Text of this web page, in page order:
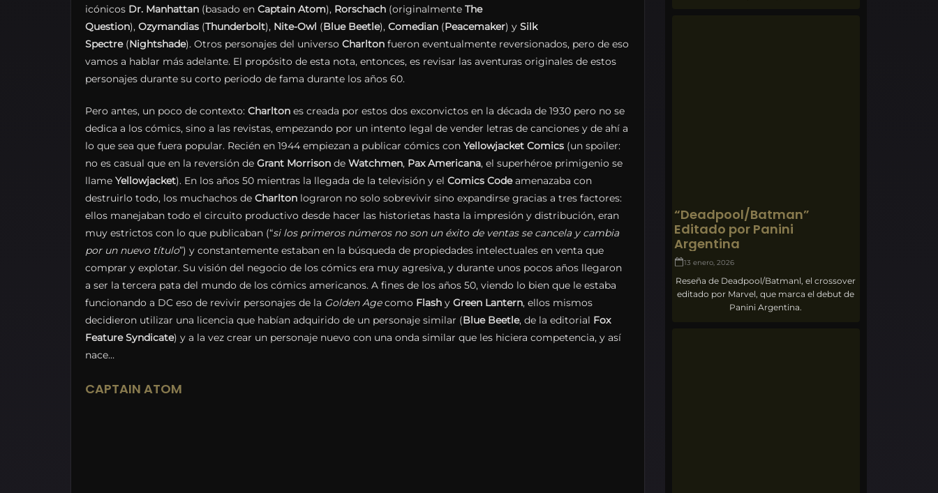
icónicos Dr. Manhattan (basado en Captain Atom), Rorschach (originalmente The
Question), Ozymandias (Thunderbolt), Nite-Owl (Blue Beetle), Comedian (Peacemaker) y Silk
Spectre(Nightshade). Otros personajes del universo Charlton fueron eventualmente reversionados, pero de eso
vamos a hablar más adelante. El propósito de esta nota, entonces, es revisar las aventuras originales de estos
personajes durante su corto periodo de fama durante los años 60.
Pero antes, un poco de contexto: Charlton es creada por estos dos exconvictos en la década de 1930 pero no se
dedica a los cómics, sino a las revistas, empezando por un intento legal de vender letras de canciones y de ahí a
lo que sea que fuera popular. Recién en 1944 empiezan a publicar cómics con Yellowjacket Comics (un spoiler:
no es casual que en la reversión de Grant Morrison de Watchmen, Pax Americana, el superhéroe primigenio se
llame Yellowjacket). En los años 50 mientras la llegada de la televisión y el Comics Codeamenazaba con
destruirlo todo, los muchachos de Charlton lograron no solo sobrevivir sino expandirse gracias a tres factores:
ellos manejaban todo el circuito productivo desde hacer las historietas hasta la impresión y distribución, eran
muy estrictos con lo que publicaban (“si los primeros números no son un éxito de ventas se cancela y cambia
por un nuevo título”) y constantemente estaban en la búsqueda de propiedades intelectuales en venta que
comprar y explotar. Su visión del negocio de los cómics era muy agresiva, y durante unos pocos años llegaron
a ser la tercera pata del mundo de los cómics americanos. A fines de los años 50, viendo lo bien que le estaba
funcionando a DC eso de revivir personajes de la Golden Agecomo Flash y Green Lantern, ellos mismos
decidieron utilizar una licencia que habían adquirido de un personaje similar (Blue Beetle, de la editorial Fox
Feature Syndicate) y a la vez crear un personaje nuevo con una onda similar que les hiciera competencia, y así
nace…
CAPTAIN ATOM
“Deadpool/Batman”
Editado por Panini
Argentina
13 enero, 2026
Reseña de Deadpool/Batmanl, el crossover
editado por Marvel, que marca el debut de
Panini Argentina.